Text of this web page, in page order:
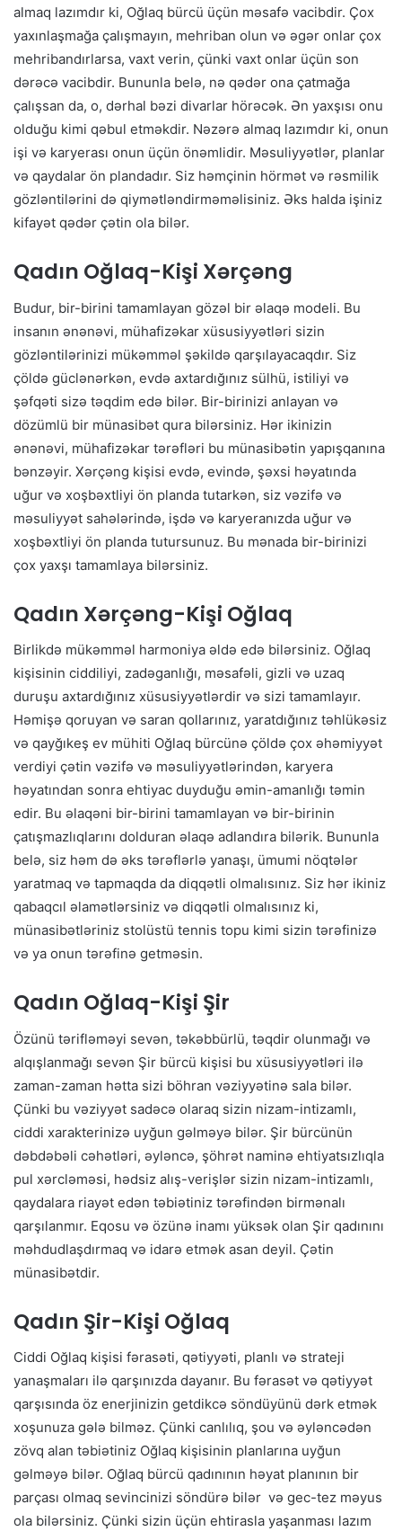
almaq lazımdır ki, Oğlaq bürcü üçün məsafə vacibdir. Çox
yaxınlaşmağa çalışmayın, mehriban olun və əgər onlar çox
mehribandırlarsa, vaxt verin, çünki vaxt onlar üçün son
dərəcə vacibdir. Bununla belə, nə qədər ona çatmağa
çalışsan da, o, dərhal bəzi divarlar hörəcək. Ən yaxşısı onu
olduğu kimi qəbul etməkdir. Nəzərə almaq lazımdır ki, onun
işi və karyerası onun üçün önəmlidir. Məsuliyyətlər, planlar
və qaydalar ön plandadır. Siz həmçinin hörmət və rəsmilik
gözləntilərini də qiymətləndirməməlisiniz. Əks halda işiniz
kifayət qədər çətin ola bilər.
Qadın Oğlaq-Kişi Xərçəng
Budur, bir-birini tamamlayan gözəl bir əlaqə modeli. Bu
insanın ənənəvi, mühafizəkar xüsusiyyətləri sizin
gözləntilərinizi mükəmməl şəkildə qarşılayacaqdır. Siz
çöldə güclənərkən, evdə axtardığınız sülhü, istiliyi və
şəfqəti sizə təqdim edə bilər. Bir-birinizi anlayan və
dözümlü bir münasibət qura bilərsiniz. Hər ikinizin
ənənəvi, mühafizəkar tərəfləri bu münasibətin yapışqanına
bənzəyir. Xərçəng kişisi evdə, evində, şəxsi həyatında
uğur və xoşbəxtliyi ön planda tutarkən, siz vəzifə və
məsuliyyət sahələrində, işdə və karyeranızda uğur və
xoşbəxtliyi ön planda tutursunuz. Bu mənada bir-birinizi
çox yaxşı tamamlaya bilərsiniz.
Qadın Xərçəng-Kişi Oğlaq
Birlikdə mükəmməl harmoniya əldə edə bilərsiniz. Oğlaq
kişisinin ciddiliyi, zadəganlığı, məsafəli, gizli və uzaq
duruşu axtardığınız xüsusiyyətlərdir və sizi tamamlayır.
Həmişə qoruyan və saran qollarınız, yaratdığınız təhlükəsiz
və qayğıkeş ev mühiti Oğlaq bürcünə çöldə çox əhəmiyyət
verdiyi çətin vəzifə və məsuliyyətlərindən, karyera
həyatından sonra ehtiyac duyduğu əmin-amanlığı təmin
edir. Bu əlaqəni bir-birini tamamlayan və bir-birinin
çatışmazlıqlarını dolduran əlaqə adlandıra bilərik. Bununla
belə, siz həm də əks tərəflərlə yanaşı, ümumi nöqtələr
yaratmaq və tapmaqda da diqqətli olmalısınız. Siz hər ikiniz
qabaqcıl əlamətlərsiniz və diqqətli olmalısınız ki,
münasibətləriniz stolüstü tennis topu kimi sizin tərəfinizə
və ya onun tərəfinə getməsin.
Qadın Oğlaq-Kişi Şir
Özünü tərifləməyi sevən, təkəbbürlü, təqdir olunmağı və
alqışlanmağı sevən Şir bürcü kişisi bu xüsusiyyətləri ilə
zaman-zaman hətta sizi böhran vəziyyətinə sala bilər.
Çünki bu vəziyyət sadəcə olaraq sizin nizam-intizamlı,
ciddi xarakterinizə uyğun gəlməyə bilər. Şir bürcünün
dəbdəbəli cəhətləri, əyləncə, şöhrət naminə ehtiyatsızlıqla
pul xərcləməsi, hədsiz alış-verişlər sizin nizam-intizamlı,
qaydalara riayət edən təbiətiniz tərəfindən birmənalı
qarşılanmır. Eqosu və özünə inamı yüksək olan Şir qadınını
məhdudlaşdırmaq və idarə etmək asan deyil. Çətin
münasibətdir.
Qadın Şir-Kişi Oğlaq
Ciddi Oğlaq kişisi fərasəti, qətiyyəti, planlı və strateji
yanaşmaları ilə qarşınızda dayanır. Bu fərasət və qətiyyət
qarşısında öz enerjinizin getdikcə söndüyünü dərk etmək
xoşunuza gələ bilməz. Çünki canlılıq, şou və əyləncədən
zövq alan təbiətiniz Oğlaq kişisinin planlarına uyğun
gəlməyə bilər. Oğlaq bürcü qadınının həyat planının bir
parçası olmaq sevincinizi söndürə bilər və gec-tez məyus
ola bilərsiniz. Çünki sizin üçün ehtirasla yaşanması lazım